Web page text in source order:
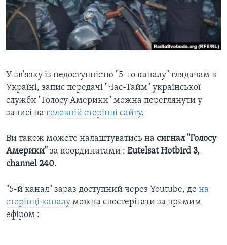
СУСПІЛЬСТВО
ЕКОНОМІКА
ІСТОРІЇ УСПІХУ УКРАЇНЦІВ
ТЕЛЕПРОГРАМИ
ЧАС-TIME
СТУДІЯ ВАШИНГТОН
ВІКНО В АМЕРИКУ
ПРАЙМ-ТАЙМ
ENGLISH
МИ В СОЦМЕРЕЖАХ
Мови
У зв'язку із недоступністю "5-го каналу" глядачам в
Україні, запис передачі "Час-Тайм" української
служби "Голосу Америки" можна переглянути у
записі на головній сторінці сайту.
Ви також можете налаштуватись на сигнал "Голосу
Америки" за координатами : Eutelsat Hotbird 3,
channel 240.
"5-й канал" зараз доступний через Youtube, де на
сторінці каналу можна спостерігати за прямим
ефіром :